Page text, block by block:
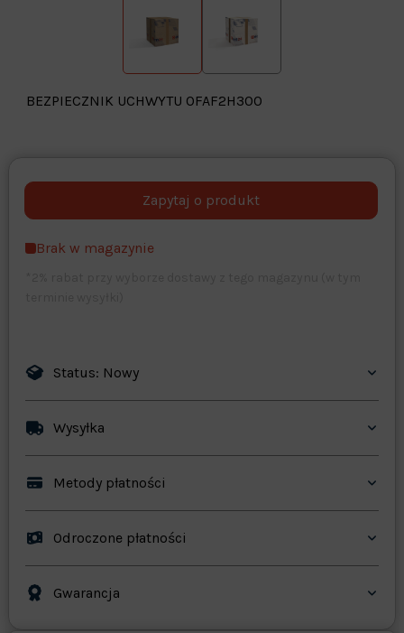
BEZPIECZNIK UCHWYTU OFAF2H300
opcjonalne Maks. 250 znaków
Brak w magazynie
Status: Nowy
Wysyłka
Metody płatności
Odroczone płatności
Gwarancja